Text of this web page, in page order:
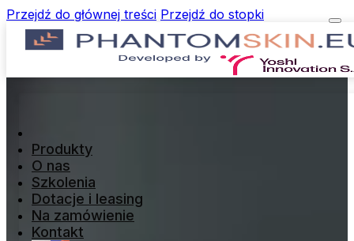
Przejdź do głównej treści Przejdź do stopki
Produkty
O nas
Szkolenia
Dotacje i leasing
Na zamówienie
Kontakt